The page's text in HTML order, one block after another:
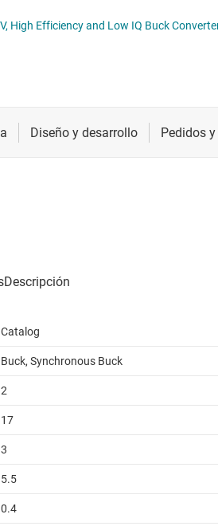
Catalog
Buck, Synchronous Buck
2
17
3
5.5
0.4